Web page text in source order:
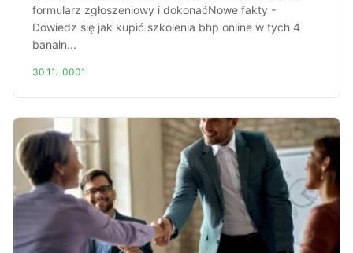
formularz zgłoszeniowy i dokonaćNowe fakty -
Dowiedz się jak kupić szkolenia bhp online w tych 4
banaln...
30.11.-0001